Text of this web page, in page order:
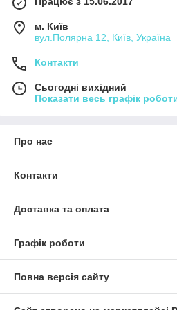
м. Київ
вул.Полярна 12, Київ, Україна
Контакти
Сьогодні вихідний
Показати весь графік
Про нас
Контакти
Доставка та оплата
Графік роботи
Повна версія сайту